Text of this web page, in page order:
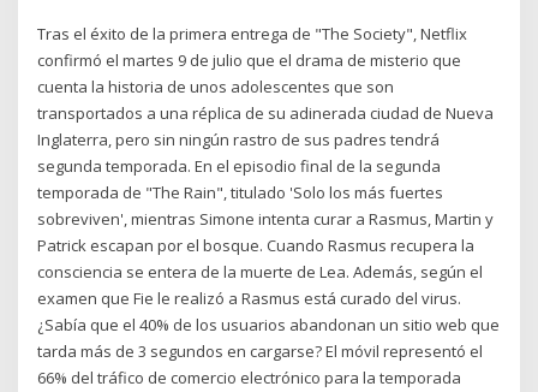
Tras el éxito de la primera entrega de "The Society", Netflix
confirmó el martes 9 de julio que el drama de misterio que
cuenta la historia de unos adolescentes que son
transportados a una réplica de su adinerada ciudad de Nueva
Inglaterra, pero sin ningún rastro de sus padres tendrá
segunda temporada. En el episodio final de la segunda
temporada de "The Rain", titulado 'Solo los más fuertes
sobreviven', mientras Simone intenta curar a Rasmus, Martin y
Patrick escapan por el bosque. Cuando Rasmus recupera la
consciencia se entera de la muerte de Lea. Además, según el
examen que Fie le realizó a Rasmus está curado del virus.
¿Sabía que el 40% de los usuarios abandonan un sitio web que
tarda más de 3 segundos en cargarse? El móvil representó el
66% del tráfico de comercio electrónico para la temporada